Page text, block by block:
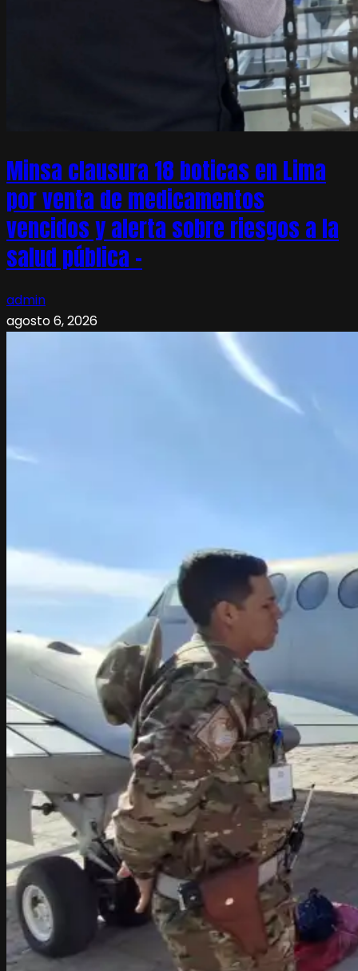
Minsa clausura 18 boticas en Lima
por venta de medicamentos
vencidos y alerta sobre riesgos a la
salud pública –
admin
agosto 6, 2026